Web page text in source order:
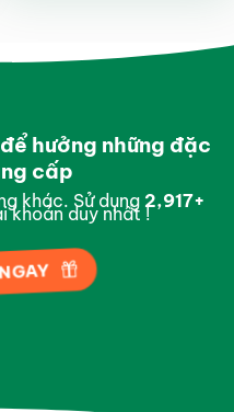
hưởng những đặc
cấp
khác. Sử dụng 2,995+
khoản duy nhất !